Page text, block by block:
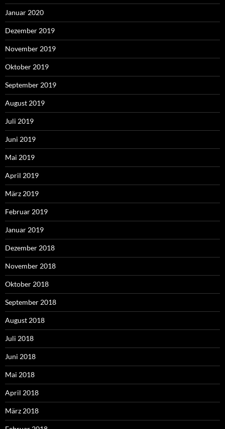
Januar 2020
Dezember 2019
November 2019
Oktober 2019
September 2019
August 2019
Juli 2019
Juni 2019
Mai 2019
April 2019
März 2019
Februar 2019
Januar 2019
Dezember 2018
November 2018
Oktober 2018
September 2018
August 2018
Juli 2018
Juni 2018
Mai 2018
April 2018
März 2018